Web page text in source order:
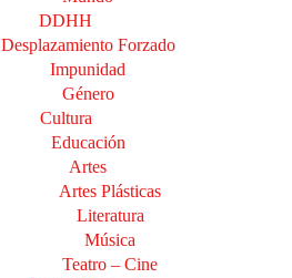
DDHH
Desplazamiento Forzado
Impunidad
Género
Cultura
Educación
Artes
Artes Plásticas
Literatura
Música
Teatro – Cine